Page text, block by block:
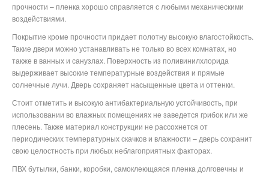
прочности – пленка хорошо справляется с любыми механическими
воздействиями.
Покрытие кроме прочности придает полотну высокую влагостойкость.
Такие двери можно устанавливать не только во всех комнатах, но
также в ванных и санузлах. Поверхность из поливинилхлорида
выдерживает высокие температурные воздействия и прямые
солнечные лучи. Дверь сохраняет насыщенные цвета и оттенки.
Стоит отметить и высокую антибактериальную устойчивость, при
использовании во влажных помещениях не заведется грибок или же
плесень. Также материал конструкции не рассохнется от
периодических температурных скачков и влажности – дверь сохранит
свою целостность при любых неблагоприятных факторах.
ПВХ бутылки, банки, коробки, самоклеющаяся пленка долговечны и